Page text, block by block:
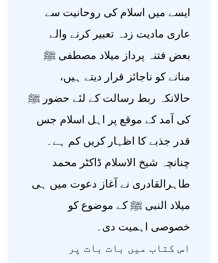
ایسے میں اسلام کی روحانیت سے
عاری مادیت زدہ تعبیر کرنے والے
بعض فتنہ پرداز میلاد مصطفی ﷺ
منانے کو ناجائز قرار دیتے ہیں،
حالانکہ ربط رسالت کے لئے حضور ﷺ
کی آمد کے موقع پر اہل اسلام جس
قدر جذبے کا اظہار کریں کم ہے۔
چنانچہ شیخ الاسلام ڈاکٹر محمد
طاہرالقادری نے آغاز دعوت میں ہی
میلاد النبی ﷺ کے موضوع کو
خصوصی اہمیت دی۔
اس کتاب میں بات بات پر